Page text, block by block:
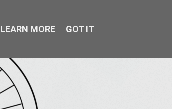
LEARN MORE GOT IT